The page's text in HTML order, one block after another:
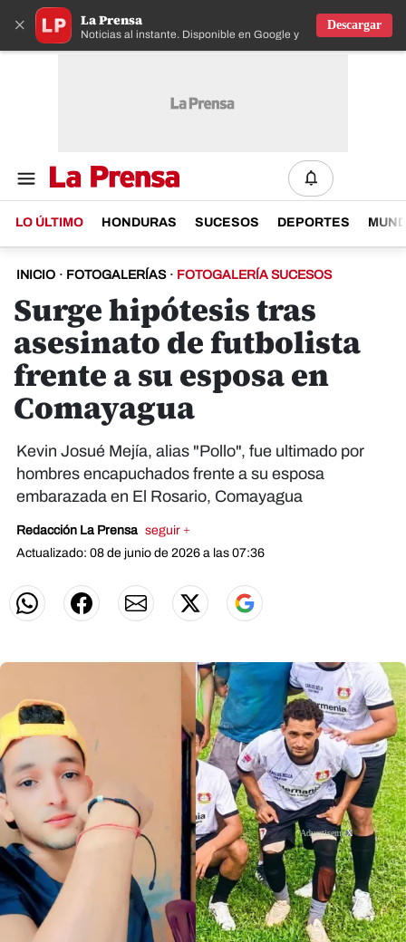
× La Prensa
Noticias al instante. Disponible en Google y IOS
Descargar
LO ÚLTIMO HONDURAS SUCESOS DEPORTES
INICIO · FOTOGALERÍAS · FOTOGALERÍA SUCESOS
Surge hipótesis tras
asesinato de futbolista
frente a su esposa en
Comayagua
Kevin Josué Mejía, alias "Pollo", fue ultimado por
hombres encapuchados frente a su esposa
embarazada en El Rosario, Comayagua
Redacción La Prensa seguir +
Actualizado: 08 de junio de 2026 a las 07:36
X